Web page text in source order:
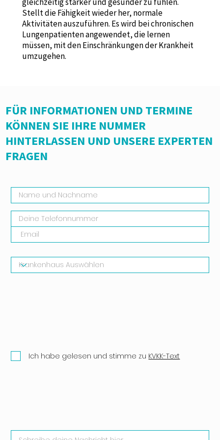
Stellt die Fähigkeit wieder her, normale
Aktivitäten auszuführen. Es wird bei chronischen
Lungenpatienten angewendet, die lernen
müssen, mit den Einschränkungen der Krankheit
umzugehen.
FÜR INFORMATIONEN UND TERMINE
KÖNNEN SIE IHRE NUMMER
HINTERLASSEN UND UNSERE EXPERTEN
FRAGEN
Ich habe gelesen und stimme zu KVKK-Text